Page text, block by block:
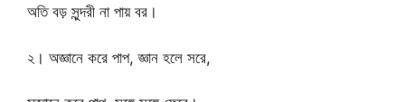
অতি বড় সুন্দরী না পায় বর।
২। অজ্ঞানে করে পাপ, জ্ঞান হলে সরে,